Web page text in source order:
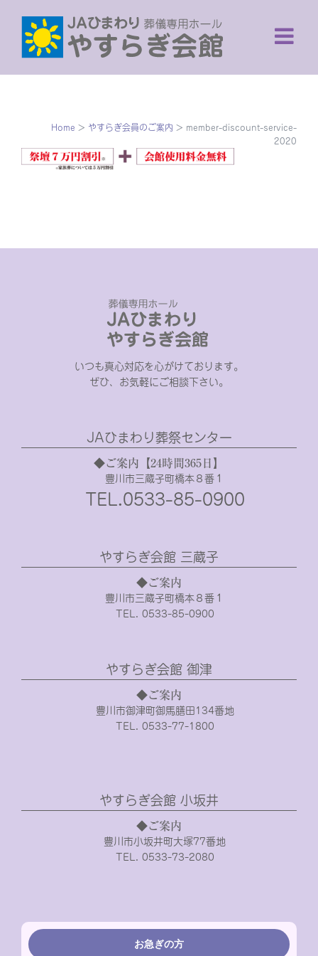
content
Home > やすらぎ会員のご案内 > member-discount-service-
2020
いつも真心対応を心がけております。
ぜひ、お気軽にご相談下さい。
JAひまわり葬祭センター
◆ご案内【24時間365日】
豊川市三蔵子町橋本８番１
TEL.0533-85-0900
やすらぎ会館 三蔵子
◆ご案内
豊川市三蔵子町橋本８番１
TEL. 0533-85-0900
やすらぎ会館 御津
◆ご案内
豊川市御津町御馬膳田134番地
TEL. 0533-77-1800
やすらぎ会館 小坂井
◆ご案内
豊川市小坂井町大塚77番地
TEL. 0533-73-2080
お急ぎの方